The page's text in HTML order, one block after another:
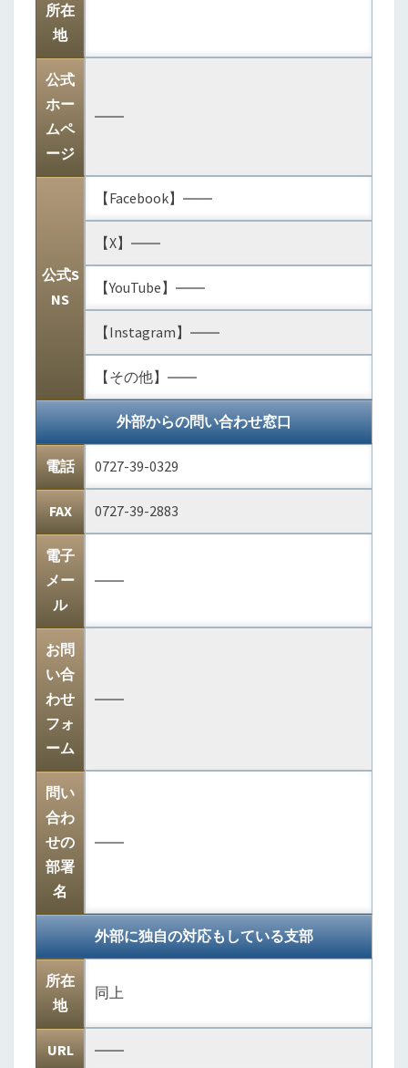
所在
地
公式
ホー
ムペ
ージ
――
公式S
NS
【Facebook】――
【X】――
【YouTube】――
【Instagram】――
【その他】――
外部からの問い合わせ窓口
電話 0727-39-0329
FAX 0727-39-2883
電子
メー
ル
――
お問
い合
わせ
フォ
ーム
――
問い
合わ
せの
部署
名
――
外部に独自の対応もしている支部
所在
地
同上
URL ――